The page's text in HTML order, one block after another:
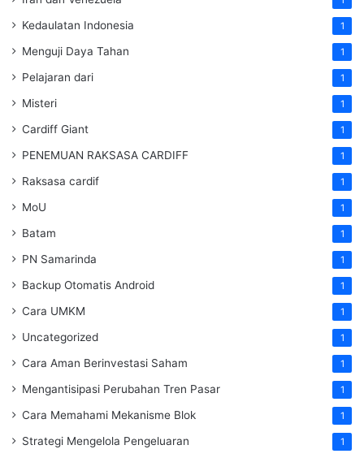
Kedaulatan Indonesia 1
Menguji Daya Tahan 1
Pelajaran dari 1
Misteri 1
Cardiff Giant 1
PENEMUAN RAKSASA CARDIFF 1
Raksasa cardif 1
MoU 1
Batam 1
PN Samarinda 1
Backup Otomatis Android 1
Cara UMKM 1
Uncategorized 1
Cara Aman Berinvestasi Saham 1
Mengantisipasi Perubahan Tren Pasar 1
Cara Memahami Mekanisme Blok 1
Strategi Mengelola Pengeluaran 1